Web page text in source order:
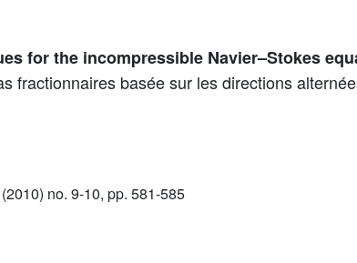
for the incompressible Navier–Stokes
fractionnaires basée sur les directions
no. 9-10, pp. 581-585